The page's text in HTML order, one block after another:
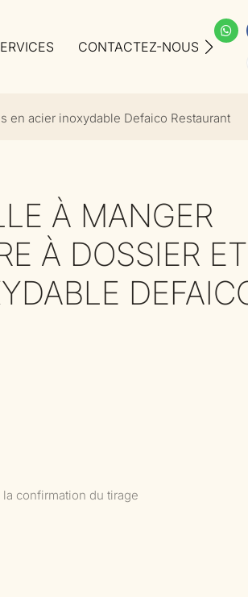
CONTACTEZ-NOUS À
en acier inoxydable Defaico Restaurant
À MANGER
À DOSSIER
confirmation du tirage